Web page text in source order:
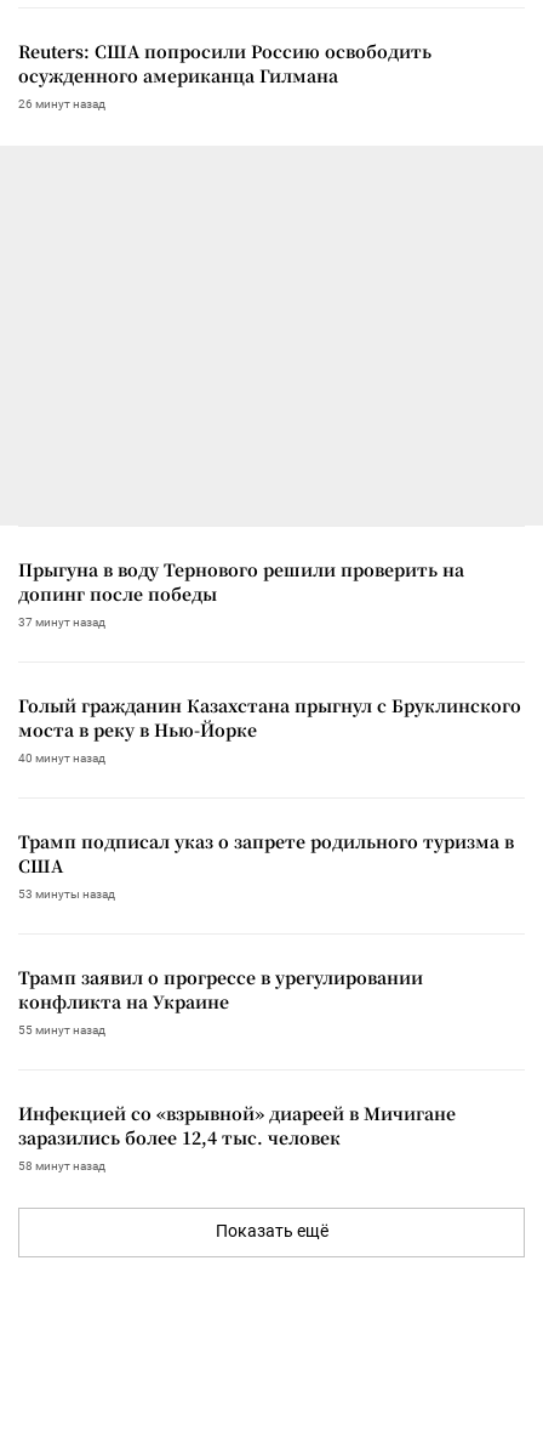
Reuters: США попросили Россию освободить
осужденного американца Гилмана
26 минут назад
Прыгуна в воду Тернового решили проверить на
допинг после победы
37 минут назад
Голый гражданин Казахстана прыгнул с Бруклинского
моста в реку в Нью-Йорке
40 минут назад
Трамп подписал указ о запрете родильного туризма в
США
53 минуты назад
Трамп заявил о прогрессе в урегулировании
конфликта на Украине
55 минут назад
Инфекцией со «взрывной» диареей в Мичигане
заразились более 12,4 тыс. человек
58 минут назад
Показать ещё